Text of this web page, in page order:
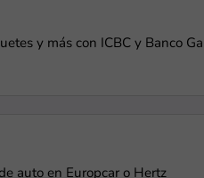
y más con ICBC y Banco
auto en Europcar o Hertz